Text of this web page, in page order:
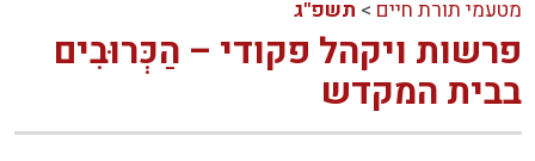
מטעמי תורת חיים > תשפ"ג
פרשות ויקהל פקודי – הַכְּרוּבִים
בבית המקדש